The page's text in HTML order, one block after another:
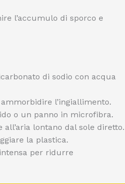
l’accumulo di sporco e
di sodio con acqua
l’ingiallimento.
o un panno in microfibra.
lontano dal sole diretto.
la plastica.
per ridurre